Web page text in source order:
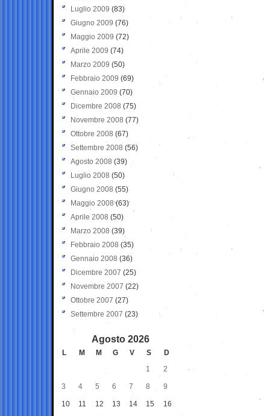
Luglio 2009 (83)
Giugno 2009 (76)
Maggio 2009 (72)
Aprile 2009 (74)
Marzo 2009 (50)
Febbraio 2009 (69)
Gennaio 2009 (70)
Dicembre 2008 (75)
Novembre 2008 (77)
Ottobre 2008 (67)
Settembre 2008 (56)
Agosto 2008 (39)
Luglio 2008 (50)
Giugno 2008 (55)
Maggio 2008(63)
Aprile 2008 (50)
Marzo 2008 (39)
Febbraio 2008 (35)
Gennaio 2008 (36)
Dicembre 2007 (25)
Novembre 2007 (22)
Ottobre 2007 (27)
Settembre 2007 (23)
Agosto 2026
L M M G V S
D
1
2
3 4 5 6 7 8 9
10 11 12 13 14 15 16